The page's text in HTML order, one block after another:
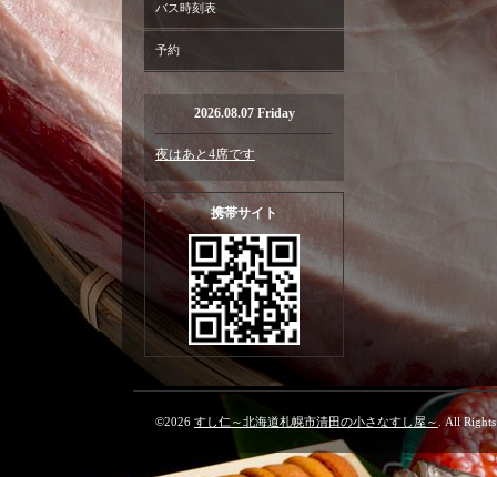
バス時刻表
予約
2026.08.07 Friday
夜はあと4席です
携帯サイト
©2026 すし仁～北海道札幌市清田の小さなすし屋～ . All